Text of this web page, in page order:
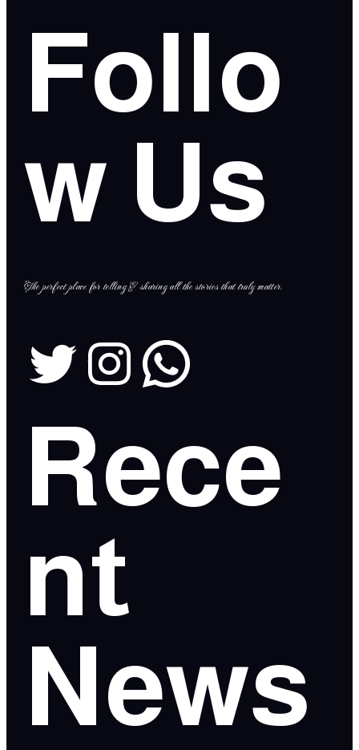
Follo
w Us
The perfect place for telling & sharing all the stories that truly matter.
Rece
nt
News